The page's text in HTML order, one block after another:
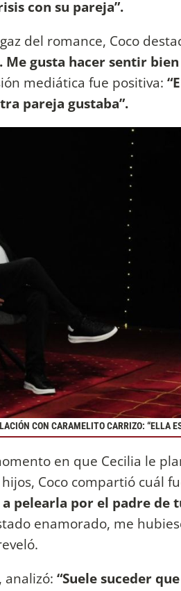
con su pareja”.
del romance, Coco
Me gusta hacer sentir
mediática fue positiva:
pareja gustaba”.
CON CARAMELITO CARRIZO: “ELLA
en que Cecilia le
Coco compartió cuál
a pelearla por el padre de
enamorado, me
analizó: “Suele suceder